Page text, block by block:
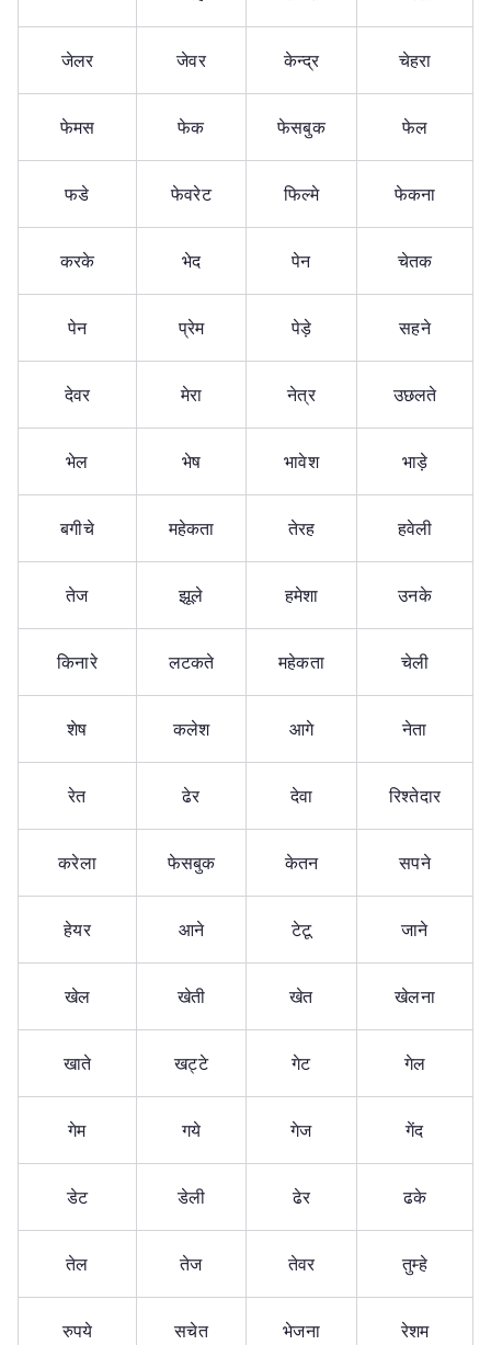
जेलर जेवर केन्द्र चेहरा
फेमस फेक फेसबुक फेल
फडे फेवरेट फिल्मे फेकना
करके भेद पेन चेतक
पेन प्रेम पेड़े सहने
देवर मेरा नेत्र उछलते
भेल भेष भावेश भाड़े
बगीचे महेकता तेरह हवेली
तेज झूले हमेशा उनके
किनारे लटकते महेकता चेली
शेष कलेश आगे नेता
रेत ढेर देवा रिश्तेदार
करेला फेसबुक केतन सपने
हेयर आने टेटू जाने
खेल खेती खेत खेलना
खाते खट्टे गेट गेल
गेम गये गेज गेंद
डेट डेली ढेर ढके
तेल तेज तेवर तुम्हे
रुपये सचेत भेजना रेशम